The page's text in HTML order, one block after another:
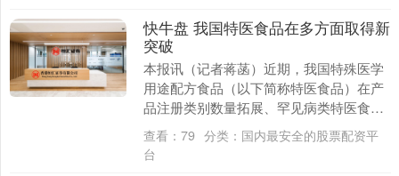
快牛盘 我国特医食品在多方面取得新
突破
本报讯（记者蒋菡）近期，我国特殊医学
用途配方食品（以下简称特医食品）在产
品注册类别数量拓展、罕见病类特医食品
注册和临床可及性等方面取得新突破，有
助于为特殊人群提....
查看： 79 分类： 国内最安全的股票配资平
台